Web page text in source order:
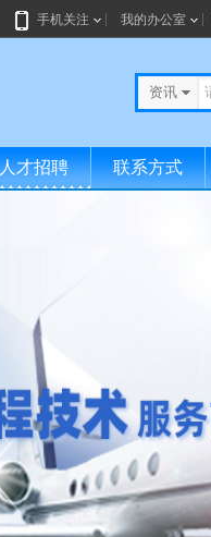
手机关注 我的办公室
资讯
人才招聘 联系方式